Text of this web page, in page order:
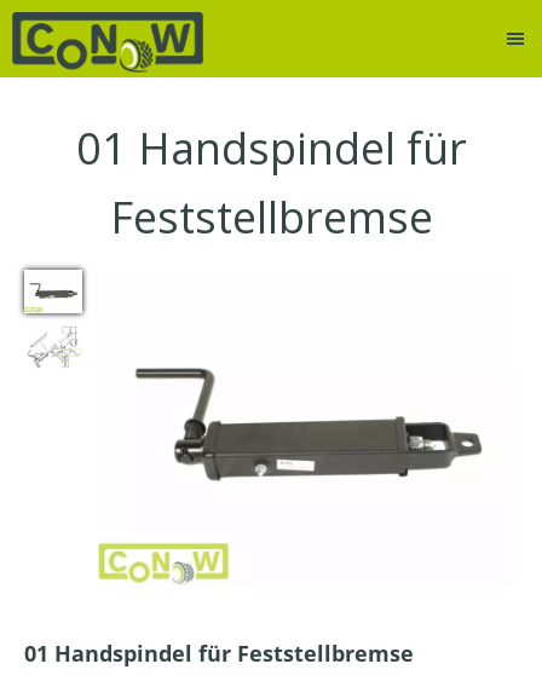
01 Handspindel für
Feststellbremse
01 Handspindel für Feststellbremse